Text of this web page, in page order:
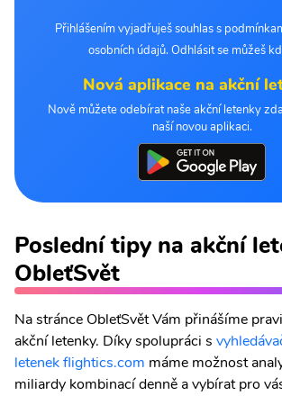
Přihlášením vyjadřuješ souhlas s
osobních údajů. Odhlásit se můžeš
Nová aplikace na akční
Nově můžete odebírat naše akční letenky
naší novou aplikaci.
Poslední tipy na akční
ObleťSvět
Na stránce ObleťSvět Vám přinášíme
akční letenky. Díky spolupráci s
letenek flightics.com máme možnost
miliardy kombinací denně a vybírat pro